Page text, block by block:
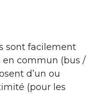
sont facilement
en commun (bus /
d’un ou
(pour les